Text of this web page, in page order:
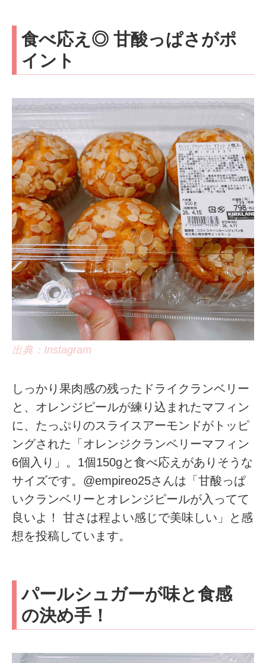
食べ応え◎ 甘酸っぱさがポ
イント
出典：Instagram
しっかり果肉感の残ったドライクランベリー
と、オレンジピールが練り込まれたマフィン
に、たっぷりのスライスアーモンドがトッピ
ングされた「オレンジクランベリーマフィン
6個入り」。1個150gと食べ応えがありそうな
サイズです。@empireo25さんは「甘酸っぱ
いクランベリーとオレンジピールが入ってて
良いよ！ 甘さは程よい感じで美味しい」と感
想を投稿しています。
パールシュガーが味と食感
の決め手！